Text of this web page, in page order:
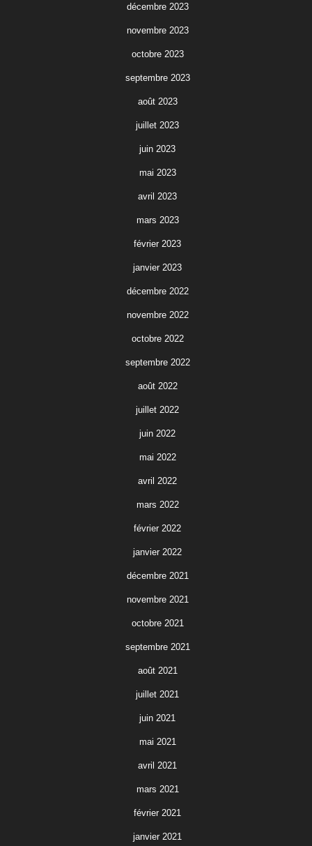
décembre 2023
novembre 2023
octobre 2023
septembre 2023
août 2023
juillet 2023
juin 2023
mai 2023
avril 2023
mars 2023
février 2023
janvier 2023
décembre 2022
novembre 2022
octobre 2022
septembre 2022
août 2022
juillet 2022
juin 2022
mai 2022
avril 2022
mars 2022
février 2022
janvier 2022
décembre 2021
novembre 2021
octobre 2021
septembre 2021
août 2021
juillet 2021
juin 2021
mai 2021
avril 2021
mars 2021
février 2021
janvier 2021